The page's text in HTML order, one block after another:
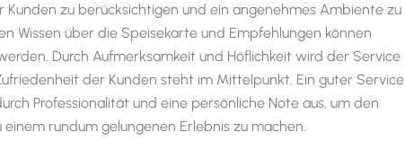
Kunden zu berücksichtigen und ein angenehmes Ambiente zu
Wissen über die Speisekarte und Empfehlungen können
Durch Aufmerksamkeit und Höflichkeit wird der Service
der Kunden steht im Mittelpunkt. Ein guter Service
Professionalität und eine persönliche Note aus, um den
einem rundum gelungenen Erlebnis zu machen.